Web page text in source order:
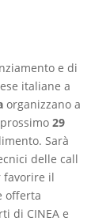
e di
italiane a
organizzano a
29
Sarà
delle call
favorire il
offerta
di CINEA e